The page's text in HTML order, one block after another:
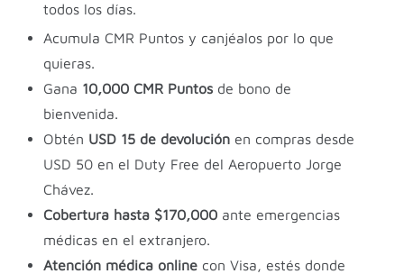
todos los días.
Acumula CMR Puntos y canjéalos por lo que
quieras.
Gana 10,000 CMR Puntos de bono de
bienvenida.
Obtén USD 15 de devolución en compras desde
USD 50 en el Duty Free del Aeropuerto Jorge
Chávez.
Cobertura hasta $170,000 ante emergencias
médicas en el extranjero.
Atención médica online con Visa, estés donde